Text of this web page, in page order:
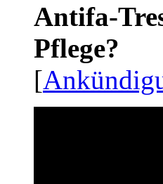
Antifa-
Pflege?
[